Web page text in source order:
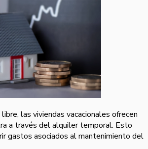
las viviendas vacacionales ofrecen
a través del alquiler temporal. Esto
gastos asociados al mantenimiento del